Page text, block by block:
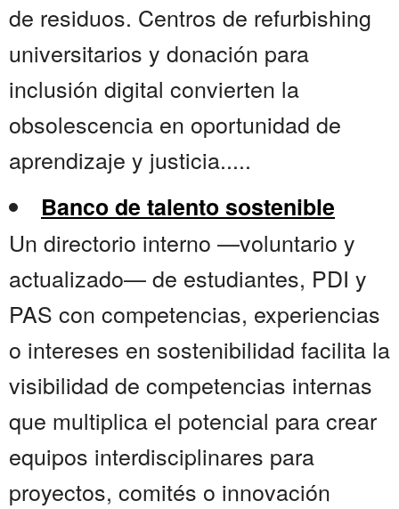
de residuos. Centros de refurbishing
universitarios y donación para
inclusión digital convierten la
obsolescencia en oportunidad de
aprendizaje y justicia.....
Banco de talento sostenible
Un directorio interno —voluntario y
actualizado— de estudiantes, PDI y
PAS con competencias, experiencias
o intereses en sostenibilidad facilita la
visibilidad de competencias internas
que multiplica el potencial para crear
equipos interdisciplinares para
proyectos, comités o innovación